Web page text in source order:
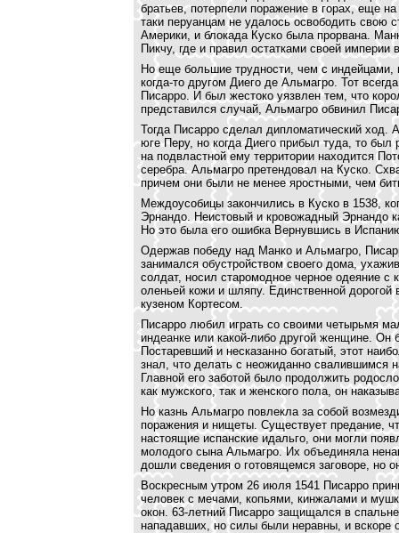
братьев, потерпели поражение в горах, еще
таки перуанцам не удалось освободить свою
Америки, и блокада Куско была прорвана.
Пикчу, где и правил остатками своей
Но еще большие трудности, чем с
когда-то другом Диего де Альмагро. Тот
Писарро. И был жестоко уязвлен тем, что
представился случай, Альмагро обвинил
Тогда Писарро сделал дипломатический ход.
юге Перу, но когда Диего прибыл туда, то
на подвластной ему территории находится
серебра. Альмагро претендовал на Куско.
причем они были не менее яростными, чем
Междоусобицы закончились в Куско в 1538,
Эрнандо. Неистовый и кровожадный Эрнандо
Но это была его ошибка Вернувшись в
Одержав победу над Манко и Альмагро,
занимался обустройством своего дома,
солдат, носил старомодное черное одеяние
оленьей кожи и шляпу. Единственной
кузеном Кортесом.
Писарро любил играть со своими четырьмя
индеанке или какой-либо другой женщине.
Постаревший и несказанно богатый, этот
знал, что делать с неожиданно свалившимся
Главной его заботой было продолжить
как мужского, так и женского пола, он
Но казнь Альмагро повлекла за собой
поражения и нищеты. Существует предание,
настоящие испанские идальго, они могли
молодого сына Альмагро. Их объединяла
дошли сведения о готовящемся заговоре, но
Воскресным утром 26 июля 1541 Писарро
человек с мечами, копьями, кинжалами и
окон. 63-летний Писарро защищался в
нападавших, но силы были неравны, и вскоре